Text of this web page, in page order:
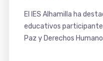
El IES Alhamilla ha
educativos
Paz y Derechos